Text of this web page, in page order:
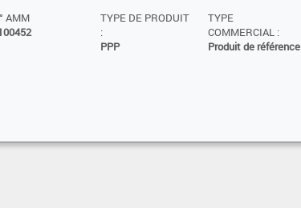
AMM
TYPE DE PRODUIT
:
PPP
TYPE
COMMERCIAL :
Produit de référence